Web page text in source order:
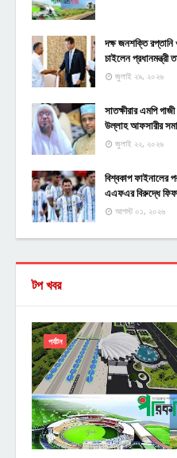
দক্ষ জনশক্তি রপ্তানি
চাইলেন প্রধানমন্ত্রী
জুলাই ২৯, ২০২৬
সাতক্ষীরার এমপি
উল্লাহ আফসারীর
জুলাই ২২, ২০২৬
বিশ্বকাপ ফাইনালের
এএফএর বিরুদ্ধে
আগস্ট ০১, ২০২৬
টপ খবর
পর্যটন